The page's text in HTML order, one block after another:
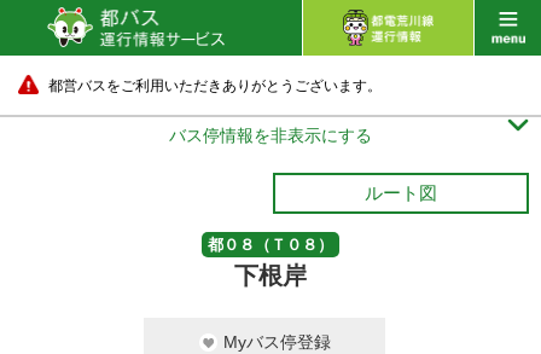
都営バスをご利用いただきありがとうございます。
バス停情報を非表示にする 
ルート図
都０８（Ｔ０８）
下根岸
Myバス停登録